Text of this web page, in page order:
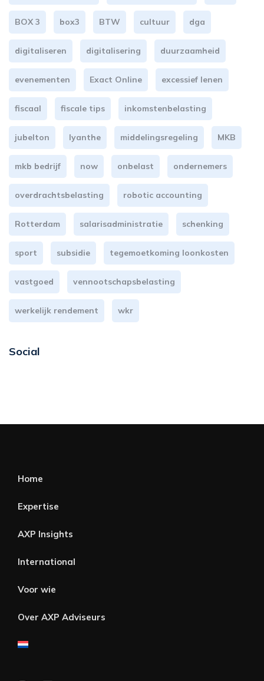
BOX 3 box3 BTW cultuur dga
digitaliseren digitalisering duurzaamheid
evenementen Exact Online excessief lenen
fiscaal fiscale tips inkomstenbelasting
jubelton lyanthe middelingsregeling MKB
mkb bedrijf now onbelast ondernemers
overdrachtsbelasting robotic accounting
Rotterdam salarisadministratie schenking
sport subsidie tegemoetkoming loonkosten
vastgoed vennootschapsbelasting
werkelijk rendement wkr
Social
Home
Expertise
AXP Insights
International
Voor wie
Over AXP Adviseurs